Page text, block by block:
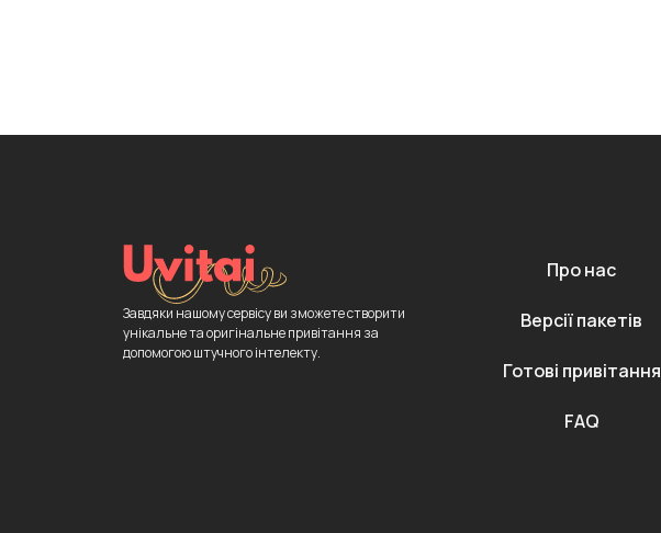
Завдяки нашому сервісу ви зможете створити
унікальне та оригінальне привітання за
допомогою штучного інтелекту.
Про нас
Версії пакетів
Готові привітання
FAQ